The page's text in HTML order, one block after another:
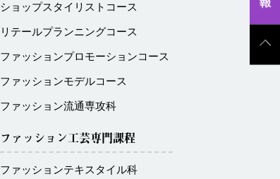
ショップスタイリストコース
リテールプランニングコース
ファッションプロモーションコース
ファッションモデルコース
ファッション流通専攻科
ファッション工芸専門課程
ファッションテキスタイル科